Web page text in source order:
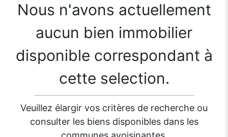
Nous n'avons actuellement
aucun bien immobilier
disponible correspondant à
cette selection.
Veuillez élargir vos critères de recherche ou
consulter les biens disponibles dans les